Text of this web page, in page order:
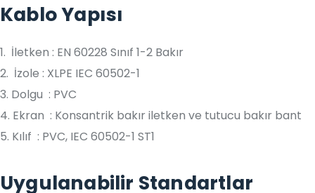
Kablo Yapısı
1. İletken : EN 60228 Sınıf 1-2 Bakır
2. İzole : XLPE IEC 60502-1
3. Dolgu : PVC
4. Ekran : Konsantrik bakır iletken ve tutucu bakır bant
5. Kılıf : PVC, IEC 60502-1 ST1
Uygulanabilir Standartlar